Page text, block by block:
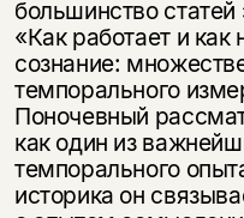
большинство статей
«Как работает и как
сознание:
темпорального
Поночевный
как один из
темпорального
историка он